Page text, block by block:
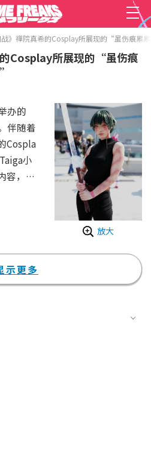
战》禪院真希的Cosplay所展现的“虽伤痕累
的Cosplay所展现的“虽伤痕
放大
办的
伴随着
Cospla
小
容，听
战》
描写的
那一
场景
示更多